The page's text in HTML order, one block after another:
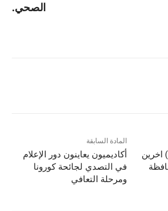
الصحي.
المادة السابقة
أكاديميون يعاينون دور الإعلام
في التصدي لجائحة كورونا
ومرحلة التعافي
وفاة شخص واصابة( ١٤) اخرين